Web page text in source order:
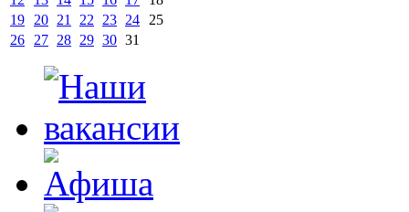
19
20 21 22 23 24
25
26
27 28 29 30 31